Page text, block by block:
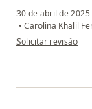
30 de abril de 2025
• Carolina Khalil
na opinião do
Solicitar revisão